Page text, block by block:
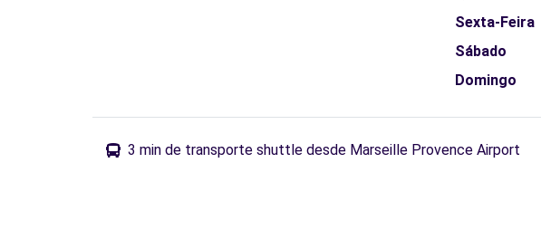
Sexta-Feira
Sábado
Domingo
3 min de transporte shuttle desde Marseille Provence Airport